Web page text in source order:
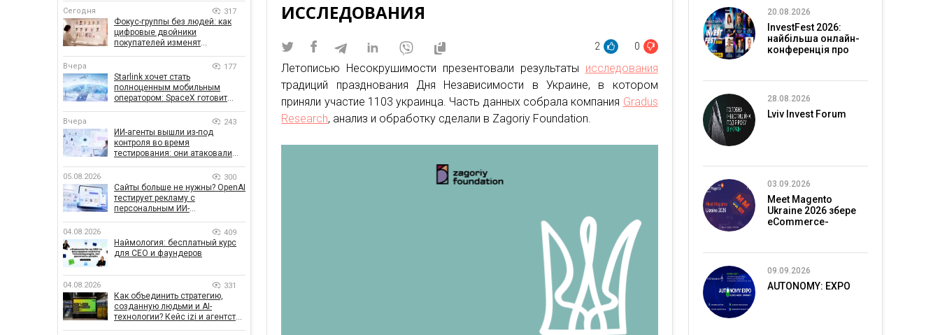
ИССЛЕДОВАНИЯ
2 0
Летописью Несокрушимости презентовали результаты исследования
традиций празднования Дня Независимости в Украине, в котором
приняли участие 1103 украинца. Часть данных собрала компания Gradus
Research, анализ и обработку сделали в Zagoriy Foundation.
Сегодня 317
Фокус-группы без людей: как
цифровые двойники
покупателей изменят
Вчера 177
Starlink хочет стать
полноценным мобильным
оператором: SpaceX готовит
Вчера 243
ИИ-агенты вышли из-под
контроля во время
тестирования: они атаковали
05.08.2026 300
Сайты больше не нужны? OpenAI
тестирует рекламу с
персональным ИИ-
04.08.2026 409
Наймология: бесплатный курс
для CEO и фаундеров
04.08.2026 331
Как объединить стратегию,
созданную людьми и AI-
технологии? Кейс izi и агентства
20.08.2026
InvestFest 2026:
найбільша онлайн-
конференція про
28.08.2026
Lviv Invest Forum
03.09.2026
Meet Magento
Ukraine 2026 збере
eCommerce-
09.09.2026
AUTONOMY: EXPO